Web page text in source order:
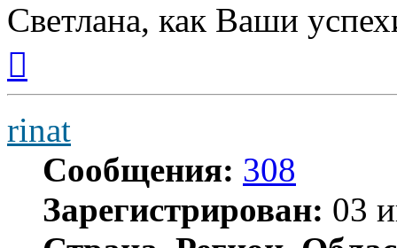
Светлана, как Ваши
началу
rinat
Сообщения: 308
Зарегистрирован: 03